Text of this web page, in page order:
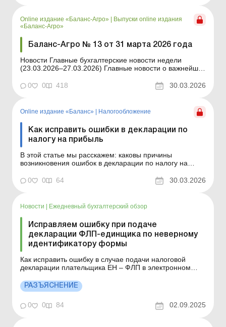
за исправляемый отч...
Online издание «Баланс-Агро» | Выпуски online издания
«Баланс-Агро»
Баланс-Агро № 13 от 31 марта 2026 года
Новости Главные бухгалтерские новости недели
(23.03.2026–27.03.2026) Главные новости о важнейших
ежедневно Содержание номера Правовая помощь
Читать Как получить информацию об обременении
0 0 418 30.03.2026
Online издание «Баланс» Налогообложение
Как исправить ошибки в декларации по
налогу на прибыль
В этой статье мы расскажем: каковы причины
возникновения ошибок в декларации по налогу на
исправления ошибок, а также какой способ и в каком
делать н...
0 0 64 30.03.2026
Новости Ежедневный бухгалтерский обзор
Исправляем ошибку при подаче
декларации ФЛП-единщика по неверному
идентификатору формы
Как исправить ошибку в случае подачи налоговой
декларации плательщика ЕН – ФЛП в электронном
по теме: Декларация по налогу на прибыль за
«особый» годовой отчетный период Что указывать в
декларации по налогу на прибыль при неприменени...
РАЗЪЯСНЕНИЕ
0 0 84 02.09.2025